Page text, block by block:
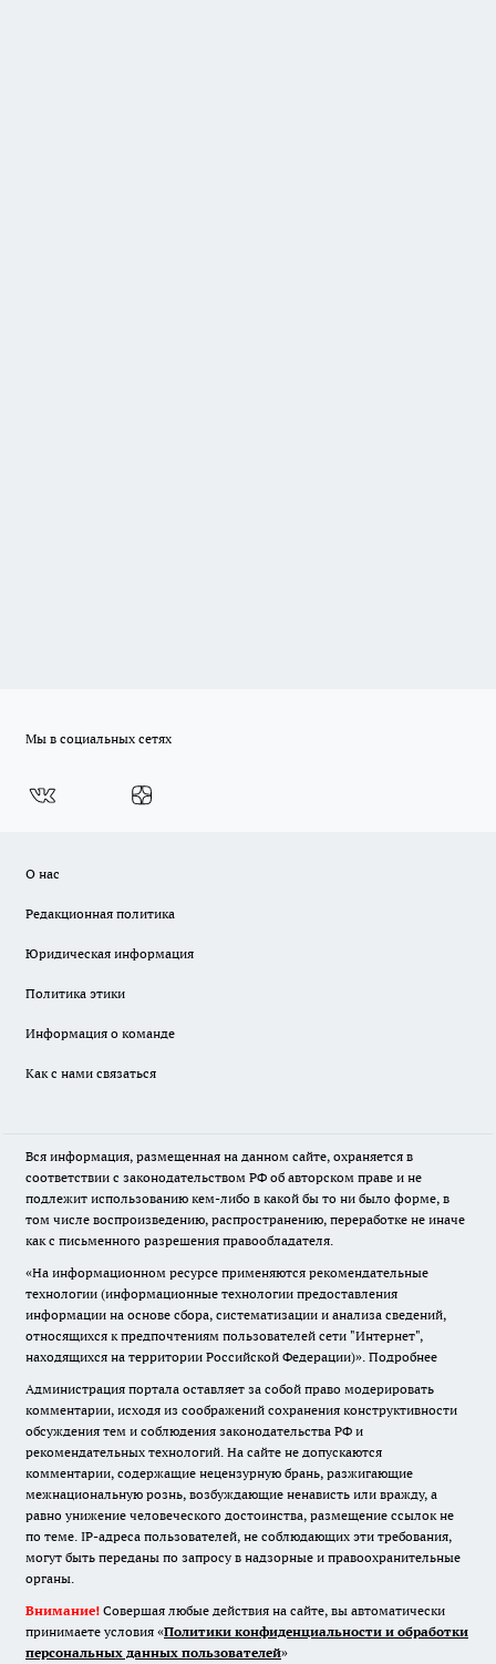
Мы в социальных сетях
О нас
Редакционная политика
Юридическая информация
Политика этики
Информация о команде
Как с нами связаться
Вся информация, размещенная на данном сайте, охраняется в
соответствии с законодательством РФ об авторском праве и не
подлежит использованию кем-либо в какой бы то ни было форме, в
том числе воспроизведению, распространению, переработке не иначе
как с письменного разрешения правообладателя.
«На информационном ресурсе применяются рекомендательные
технологии (информационные технологии предоставления
информации на основе сбора, систематизации и анализа сведений,
относящихся к предпочтениям пользователей сети "Интернет",
находящихся на территории Российской Федерации)». Подробнее
Администрация портала оставляет за собой право модерировать
комментарии, исходя из соображений сохранения конструктивности
обсуждения тем и соблюдения законодательства РФ и
рекомендательных технологий. На сайте не допускаются
комментарии, содержащие нецензурную брань, разжигающие
межнациональную рознь, возбуждающие ненависть или вражду, а
равно унижение человеческого достоинства, размещение ссылок не
по теме. IP-адреса пользователей, не соблюдающих эти требования,
могут быть переданы по запросу в надзорные и правоохранительные
органы.
Внимание! Совершая любые действия на сайте, вы автоматически
принимаете условия «Политики конфиденциальности и обработки
персональных данных пользователей»